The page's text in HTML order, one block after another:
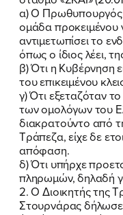
α) Ο Πρωθυπουργός
ομάδα προκειμένου
αντιμετωπίσει το
όπως ο ίδιος λέει,
β) Ότι η Κυβέρνηση
του επικειμένου
γ) Ότι εξεταζόταν
των ομολόγων του
διακρατούντο από
Τράπεζα, είχε δε
απόφαση.
δ) Ότι υπήρχε
πληρωμών, δηλαδή
2. Ο Διοικητής της
Στουρνάρας δήλωσε